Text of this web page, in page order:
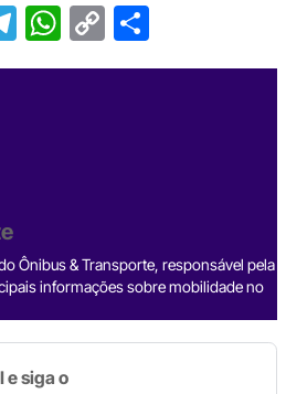
T
el
W
h
C
o
S
h
Ônibus & Transporte, responsável pela
informações sobre mobilidade no
e siga o